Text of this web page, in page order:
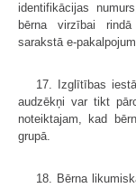
identifikācijas
bērna virzībai
sarakstā e-
17. Izglītības
audzēkņi var tikt
noteiktajam, kad
grupā.
18. Bērna